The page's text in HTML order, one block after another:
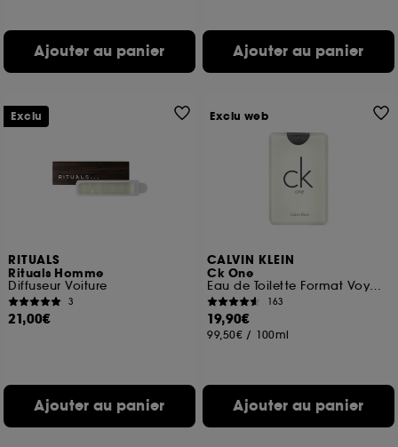
Ajouter au panier Ajouter au panier
RITUALS
Rituals Homme
Diffuseur Voiture
3
21,00€
Ajouter au panier
Exclu
CALVIN KLEIN
Ck One
Eau de Toilette Format Voyage
163
19,90€
99,50€ / 100ml
Ajouter au panier
Exclu web